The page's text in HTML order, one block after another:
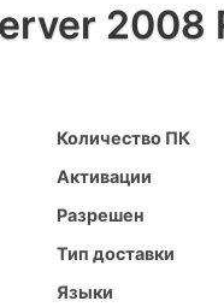
2008
Количество ПК
Активации
Разрешен
Тип доставки
Языки